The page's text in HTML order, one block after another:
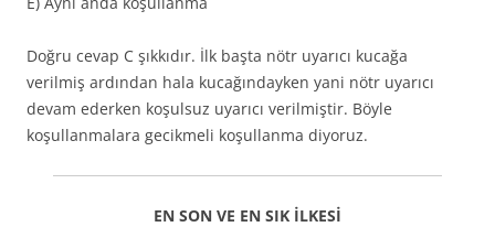
Doğru cevap C şıkkıdır. İlk başta nötr uyarıcı kucağa
verilmiş ardından hala kucağındayken yani nötr uyarıcı
devam ederken koşulsuz uyarıcı verilmiştir. Böyle
koşullanmalara gecikmeli koşullanma diyoruz.
EN SON VE EN SIK İLKESİ